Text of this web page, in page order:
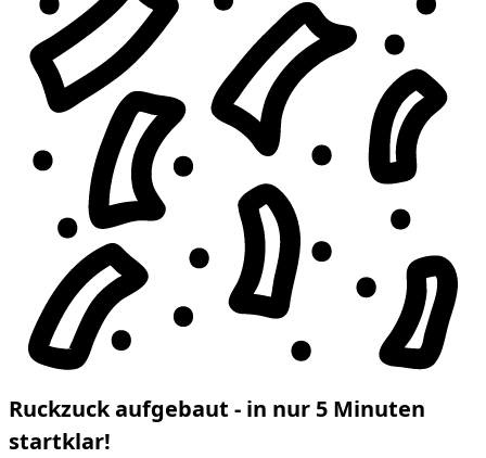
Ruckzuck aufgebaut - in nur 5 Minuten
startklar!